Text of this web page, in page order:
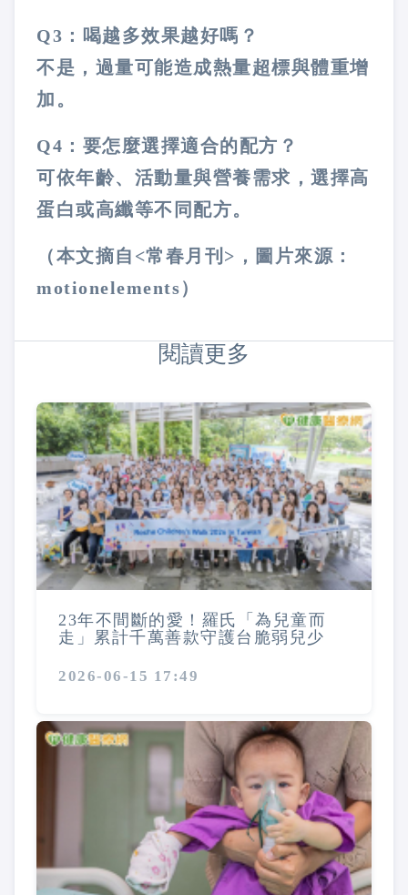
Q3：喝越多效果越好嗎？
不是，過量可能造成熱量超標與體重增
加。
Q4：要怎麼選擇適合的配方？
可依年齡、活動量與營養需求，選擇高
蛋白或高纖等不同配方。
（本文摘自<常春月刊>，圖片來源：
motionelements）
閱讀更多
23年不間斷的愛！羅氏「為兒童而
走」累計千萬善款守護台脆弱兒少
2026-06-15 17:49